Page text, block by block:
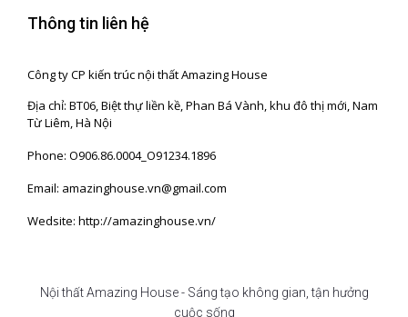
Thông tin liên hệ
Công ty CP kiến trúc nội thất Amazing House
Địa chỉ: BT06, Biệt thự liền kề, Phan Bá Vành, khu đô thị mới, Nam
Từ Liêm, Hà Nội
Phone: O906.86.0004_O91234.1896
Email: amazinghouse.vn@gmail.com
Wedsite: http://amazinghouse.vn/
Nội thất Amazing House - Sáng tạo không gian, tận hưởng
cuộc sống